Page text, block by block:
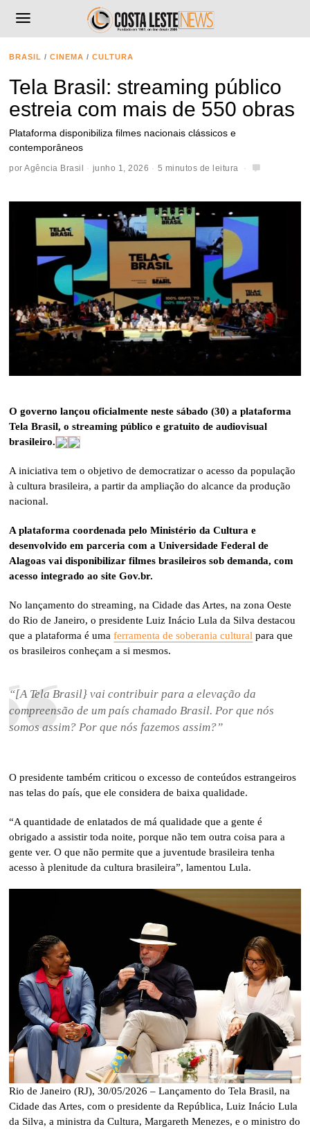
BRASIL / CINEMA / CULTURA
Tela Brasil: streaming público
estreia com mais de 550 obras
Plataforma disponibiliza filmes nacionais clássicos e
contemporâneos
porAgência Brasil junho 1, 2026 5 minutos de leitura
O governo lançou oficialmente neste sábado (30) a plataforma
Tela Brasil, o streaming público e gratuito de audiovisual
brasileiro.
A iniciativa tem o objetivo de democratizar o acesso da população
à cultura brasileira, a partir da ampliação do alcance da produção
nacional.
A plataforma coordenada pelo Ministério da Cultura e
desenvolvido em parceria com a Universidade Federal de
Alagoas vai disponibilizar filmes brasileiros sob demanda, com
acesso integrado ao site Gov.br.
No lançamento do streaming, na Cidade das Artes, na zona Oeste
do Rio de Janeiro, o presidente Luiz Inácio Lula da Silva destacou
que a plataforma é umaferramenta de soberania cultural para que
os brasileiros conheçam a si mesmos.
“[A Tela Brasil} vai contribuir para a elevação da
compreensão de um país chamado Brasil. Por que nós
somos assim? Por que nós fazemos assim?”
O presidente também criticou o excesso de conteúdos estrangeiros
nas telas do país, que ele considera de baixa qualidade.
“A quantidade de enlatados de má qualidade que a gente é
obrigado a assistir toda noite, porque não tem outra coisa para a
gente ver. O que não permite que a juventude brasileira tenha
acesso à plenitude da cultura brasileira”, lamentou Lula.
Rio de Janeiro (RJ), 30/05/2026 – Lançamento do Tela Brasil, na
Cidade das Artes, com o presidente da República, Luiz Inácio Lula
da Silva, a ministra da Cultura, Margareth Menezes, e o ministro do